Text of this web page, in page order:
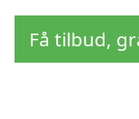
Få tilbud,